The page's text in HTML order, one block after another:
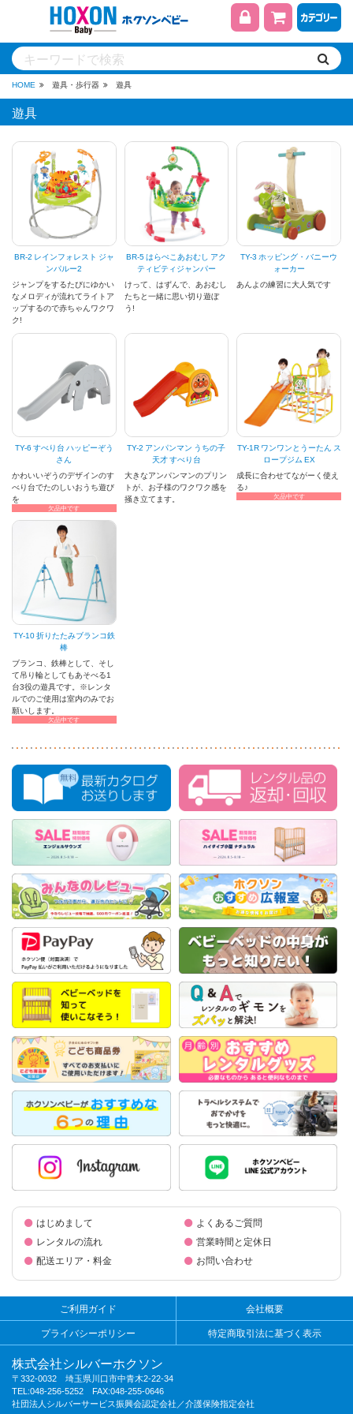
HOME 遊具・歩行器 遊具
遊具
BR-2 レインフォレスト ジャ
ンパルー2
ジャンプをするたびにゆかい
なメロディが流れてライトア
ップするので赤ちゃんワクワ
ク!
BR-5 はらぺこあおむし アク
ティビティジャンパー
けって、はずんで、あおむし
たちと一緒に思い切り遊ぼ
う!
TY-3 ホッピング・バニーウ
ォーカー
あんよの練習に大人気です
TY-6 すべり台 ハッピーぞう
さん
かわいいぞうのデザインのす
べり台でたのしいおうち遊び
を
欠品中です
TY-2 アンパンマン うちの子
天才 すべり台
大きなアンパンマンのプリン
トが、お子様のワクワク感を
掻き立てます。
TY-1R ワンワンとうーたん ス
ロープジム EX
成長に合わせてながーく使え
る♪
欠品中です
TY-10 折りたたみブランコ鉄
棒
ブランコ、鉄棒として、そし
て吊り輪としてもあそべる1
台3役の遊具です。※レンタ
ルでのご使用は室内のみでお
願いします。
欠品中です
はじめまして
レンタルの流れ
配送エリア・料金
よくあるご質問
営業時間と定休日
お問い合わせ
ご利用ガイド
会社概要
プライバシーポリシー
特定商取引法に基づく表示
株式会社シルバーホクソン
〒332-0032 埼玉県川口市中青木2-22-34
TEL:048-256-5252 FAX:048-255-0646
社団法人シルバーサービス振興会認定会社／介護保険指定会社